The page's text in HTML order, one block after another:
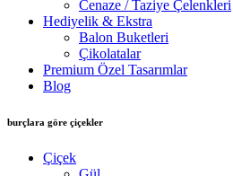
Cenaze / Taziye Çelenkleri
Hediyelik & Ekstra
Balon Buketleri
Çikolatalar
Premium Özel Tasarımlar
Blog
burçlara göre çiçekler
Çiçek